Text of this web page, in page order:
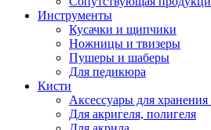
Инструменты
Кусачки и щипчики
Ножницы и твизеры
Пушеры и шаберы
Для педикюра
Кисти
Аксессуары для хранения
Для акригеля, полигеля